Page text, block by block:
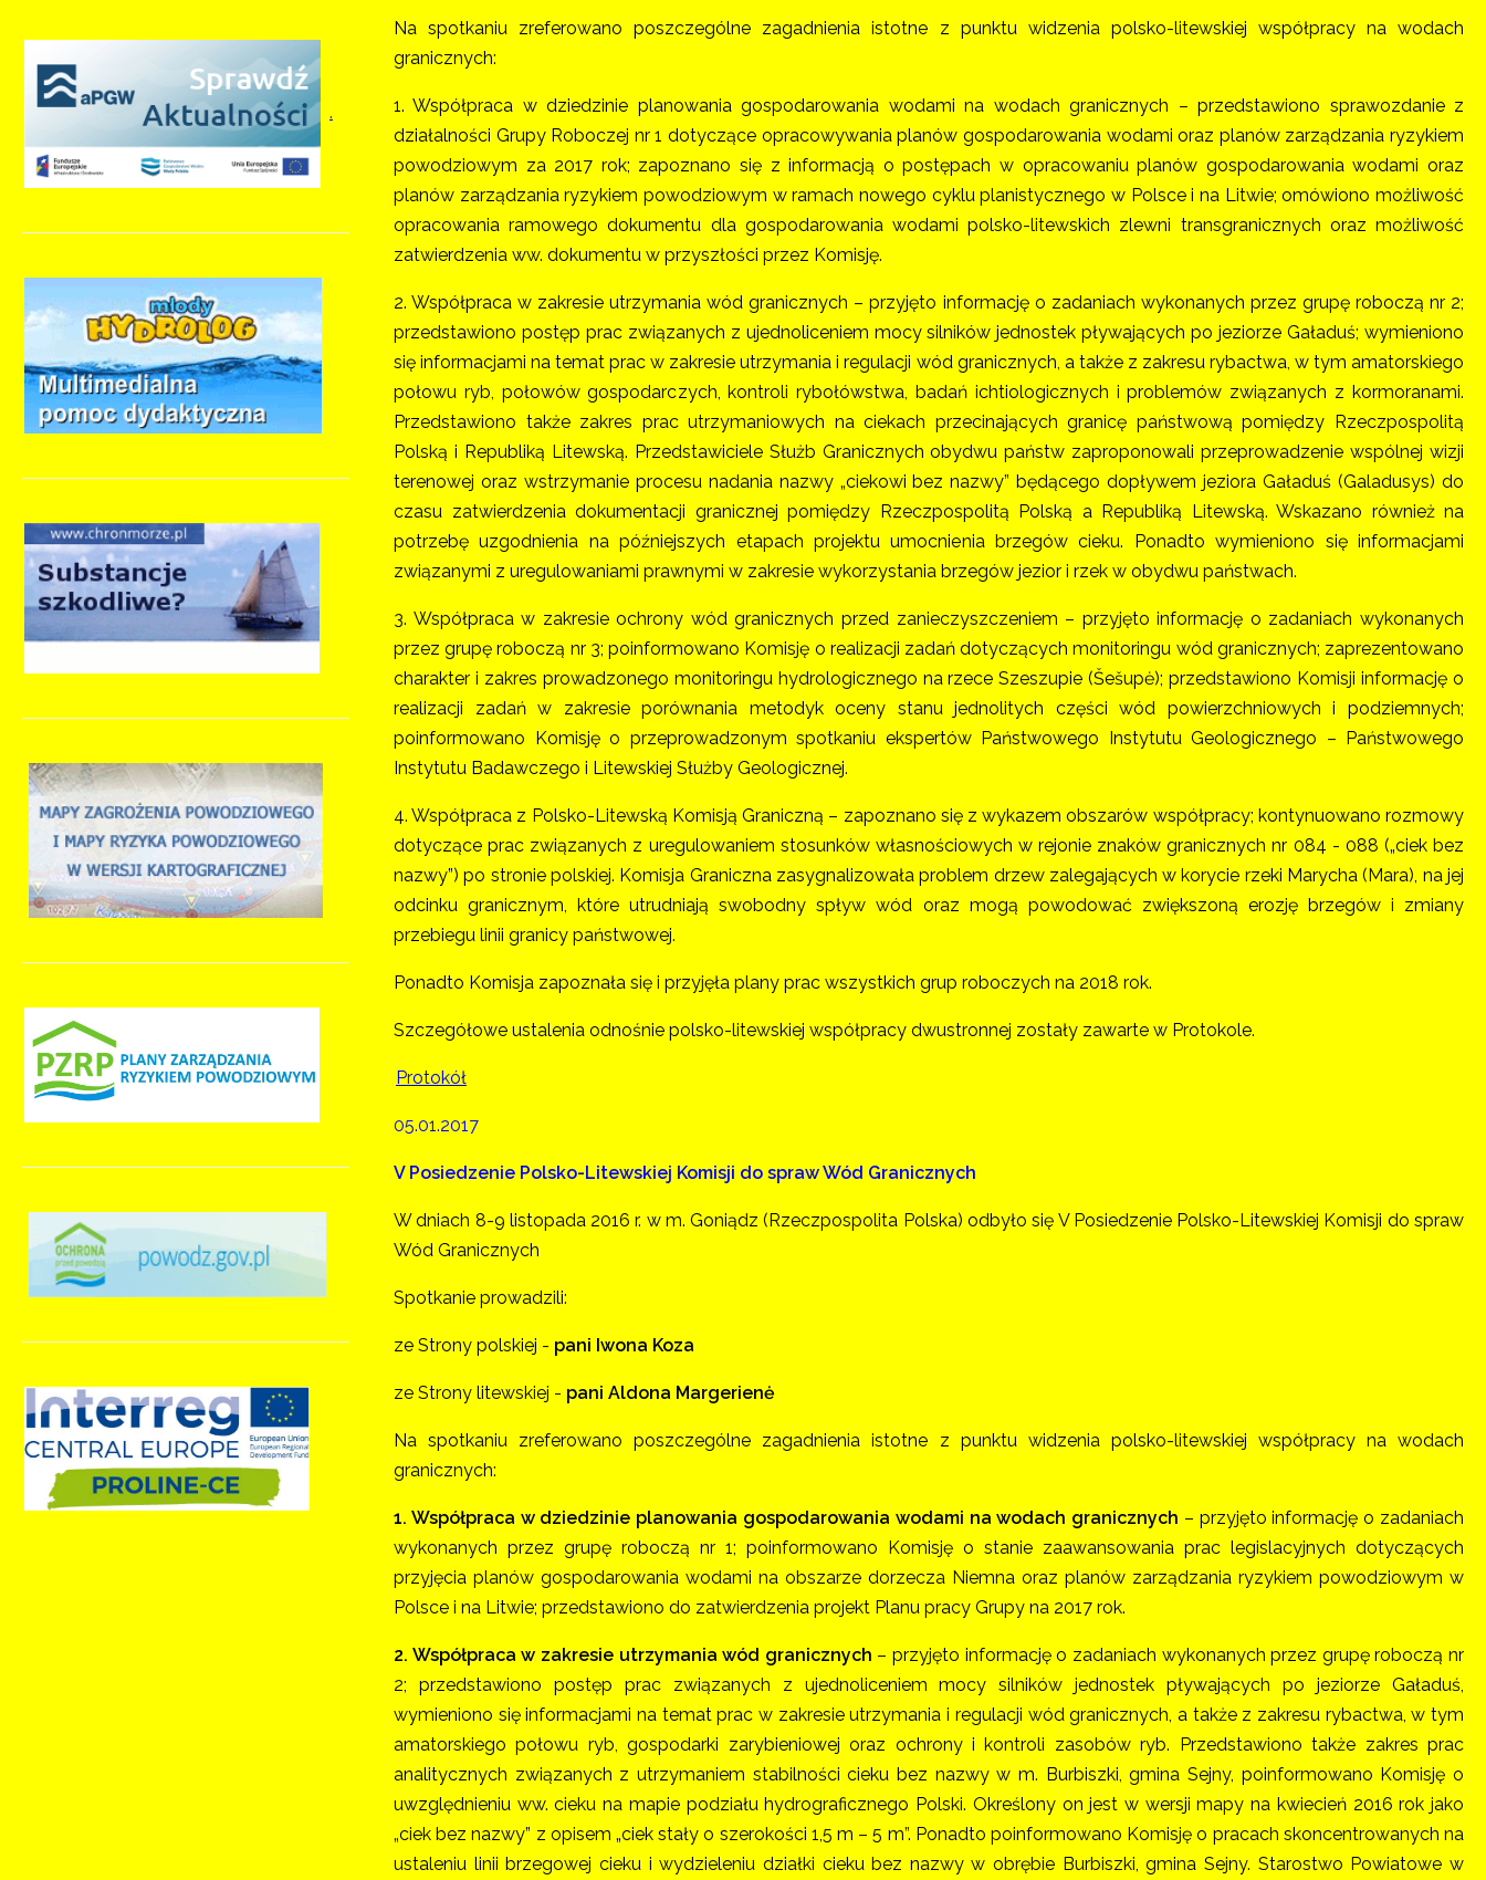
Na spotkaniu zreferowano poszczególne zagadnienia istotne z punktu widzenia polsko-litewskiej współpracy na wodach
granicznych:
1. Współpraca w dziedzinie planowania gospodarowania wodami na wodach granicznych – przedstawiono sprawozdanie z
działalności Grupy Roboczej nr 1 dotyczące opracowywania planów gospodarowania wodami oraz planów zarządzania ryzykiem
powodziowym za 2017 rok; zapoznano się z informacją o postępach w opracowaniu planów gospodarowania wodami oraz
planów zarządzania ryzykiem powodziowym w ramach nowego cyklu planistycznego w Polsce i na Litwie; omówiono możliwość
opracowania ramowego dokumentu dla gospodarowania wodami polsko-litewskich zlewni transgranicznych oraz możliwość
zatwierdzenia ww. dokumentu w przyszłości przez Komisję.
2. Współpraca w zakresie utrzymania wód granicznych – przyjęto informację o zadaniach wykonanych przez grupę roboczą nr 2;
przedstawiono postęp prac związanych z ujednoliceniem mocy silników jednostek pływających po jeziorze Gaładuś; wymieniono
się informacjami na temat prac w zakresie utrzymania i regulacji wód granicznych, a także z zakresu rybactwa, w tym amatorskiego
połowu ryb, połowów gospodarczych, kontroli rybołówstwa, badań ichtiologicznych i problemów związanych z kormoranami.
Przedstawiono także zakres prac utrzymaniowych na ciekach przecinających granicę państwową pomiędzy Rzeczpospolitą
Polską i Republiką Litewską. Przedstawiciele Służb Granicznych obydwu państw zaproponowali przeprowadzenie wspólnej wizji
terenowej oraz wstrzymanie procesu nadania nazwy „ciekowi bez nazwy” będącego dopływem jeziora Gaładuś (Galadusys) do
czasu zatwierdzenia dokumentacji granicznej pomiędzy Rzeczpospolitą Polską a Republiką Litewską. Wskazano również na
potrzebę uzgodnienia na późniejszych etapach projektu umocnienia brzegów cieku. Ponadto wymieniono się informacjami
związanymi z uregulowaniami prawnymi w zakresie wykorzystania brzegów jezior i rzek w obydwu państwach.
3. Współpraca w zakresie ochrony wód granicznych przed zanieczyszczeniem – przyjęto informację o zadaniach wykonanych
przez grupę roboczą nr 3; poinformowano Komisję o realizacji zadań dotyczących monitoringu wód granicznych; zaprezentowano
charakter i zakres prowadzonego monitoringu hydrologicznego na rzece Szeszupie (Šešupė); przedstawiono Komisji informację o
realizacji zadań w zakresie porównania metodyk oceny stanu jednolitych części wód powierzchniowych i podziemnych;
poinformowano Komisję o przeprowadzonym spotkaniu ekspertów Państwowego Instytutu Geologicznego – Państwowego
Instytutu Badawczego i Litewskiej Służby Geologicznej.
4. Współpraca z Polsko-Litewską Komisją Graniczną – zapoznano się z wykazem obszarów współpracy; kontynuowano rozmowy
dotyczące prac związanych z uregulowaniem stosunków własnościowych w rejonie znaków granicznych nr 084 - 088 („ciek bez
nazwy”) po stronie polskiej. Komisja Graniczna zasygnalizowała problem drzew zalegających w korycie rzeki Marycha (Mara), na jej
odcinku granicznym, które utrudniają swobodny spływ wód oraz mogą powodować zwiększoną erozję brzegów i zmiany
przebiegu linii granicy państwowej.
Ponadto Komisja zapoznała się i przyjęła plany prac wszystkich grup roboczych na 2018 rok.
Szczegółowe ustalenia odnośnie polsko-litewskiej współpracy dwustronnej zostały zawarte w Protokole.
Protokół
05.01.2017
V Posiedzenie Polsko-Litewskiej Komisji do spraw Wód Granicznych
W dniach 8-9 listopada 2016 r. w m. Goniądz (Rzeczpospolita Polska) odbyło się V Posiedzenie Polsko-Litewskiej Komisji do spraw
Wód Granicznych
Spotkanie prowadzili:
ze Strony polskiej - pani Iwona Koza
ze Strony litewskiej - pani Aldona Margerienė
Na spotkaniu zreferowano poszczególne zagadnienia istotne z punktu widzenia polsko-litewskiej współpracy na wodach
granicznych:
1. Współpraca w dziedzinie planowania gospodarowania wodami na wodach granicznych – przyjęto informację o zadaniach
wykonanych przez grupę roboczą nr 1; poinformowano Komisję o stanie zaawansowania prac legislacyjnych dotyczących
przyjęcia planów gospodarowania wodami na obszarze dorzecza Niemna oraz planów zarządzania ryzykiem powodziowym w
Polsce i na Litwie; przedstawiono do zatwierdzenia projekt Planu pracy Grupy na 2017 rok.
2. Współpraca w zakresie utrzymania wód granicznych – przyjęto informację o zadaniach wykonanych przez grupę roboczą nr
2; przedstawiono postęp prac związanych z ujednoliceniem mocy silników jednostek pływających po jeziorze Gaładuś,
wymieniono się informacjami na temat prac w zakresie utrzymania i regulacji wód granicznych, a także z zakresu rybactwa, w tym
amatorskiego połowu ryb, gospodarki zarybieniowej oraz ochrony i kontroli zasobów ryb. Przedstawiono także zakres prac
analitycznych związanych z utrzymaniem stabilności cieku bez nazwy w m. Burbiszki, gmina Sejny, poinformowano Komisję o
uwzględnieniu ww. cieku na mapie podziału hydrograficznego Polski. Określony on jest w wersji mapy na kwiecień 2016 rok jako
„ciek bez nazwy” z opisem „ciek stały o szerokości 1,5 m – 5 m”. Ponadto poinformowano Komisję o pracach skoncentrowanych na
ustaleniu linii brzegowej cieku i wydzieleniu działki cieku bez nazwy w obrębie Burbiszki, gmina Sejny. Starostwo Powiatowe w
.